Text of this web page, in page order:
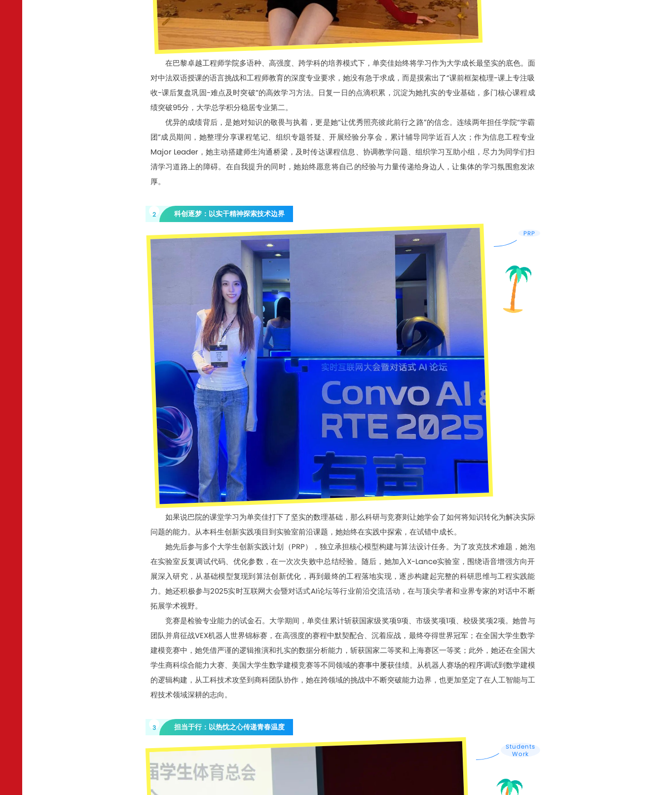
在巴黎卓越工程师学院多语种、高强度、跨学科的培养模式下，单奕佳始终将学习作为大学成长最坚实的底色。面
对中法双语授课的语言挑战和工程师教育的深度专业要求，她没有急于求成，而是摸索出了“课前框架梳理-课上专注吸
收-课后复盘巩固-难点及时突破”的高效学习方法。日复一日的点滴积累，沉淀为她扎实的专业基础，多门核心课程成
绩突破95分，大学总学积分稳居专业第二。
优异的成绩背后，是她对知识的敬畏与执着，更是她“让优秀照亮彼此前行之路”的信念。连续两年担任学院“学霸
团”成员期间，她整理分享课程笔记、组织专题答疑、开展经验分享会，累计辅导同学近百人次；作为信息工程专业
Major Leader，她主动搭建师生沟通桥梁，及时传达课程信息、协调教学问题、组织学习互助小组，尽力为同学们扫
清学习道路上的障碍。在自我提升的同时，她始终愿意将自己的经验与力量传递给身边人，让集体的学习氛围愈发浓
厚。
2 科创逐梦：以实干精神探索技术边界
PRP
如果说巴院的课堂学习为单奕佳打下了坚实的数理基础，那么科研与竞赛则让她学会了如何将知识转化为解决实际
问题的能力。从本科生创新实践项目到实验室前沿课题，她始终在实践中探索，在试错中成长。
她先后参与多个大学生创新实践计划（PRP），独立承担核心模型构建与算法设计任务。为了攻克技术难题，她泡
在实验室反复调试代码、优化参数，在一次次失败中总结经验。随后，她加入X-Lance实验室，围绕语音增强方向开
展深入研究，从基础模型复现到算法创新优化，再到最终的工程落地实现，逐步构建起完整的科研思维与工程实践能
力。她还积极参与2025实时互联网大会暨对话式AI论坛等行业前沿交流活动，在与顶尖学者和业界专家的对话中不断
拓展学术视野。
竞赛是检验专业能力的试金石。大学期间，单奕佳累计斩获国家级奖项9项、市级奖项1项、校级奖项2项。她曾与
团队并肩征战VEX机器人世界锦标赛，在高强度的赛程中默契配合、沉着应战，最终夺得世界冠军；在全国大学生数学
建模竞赛中，她凭借严谨的逻辑推演和扎实的数据分析能力，斩获国家二等奖和上海赛区一等奖；此外，她还在全国大
学生商科综合能力大赛、美国大学生数学建模竞赛等不同领域的赛事中屡获佳绩。从机器人赛场的程序调试到数学建模
的逻辑构建，从工科技术攻坚到商科团队协作，她在跨领域的挑战中不断突破能力边界，也更加坚定了在人工智能与工
程技术领域深耕的志向。
3 担当于行：以热忱之心传递青春温度
Students
Work